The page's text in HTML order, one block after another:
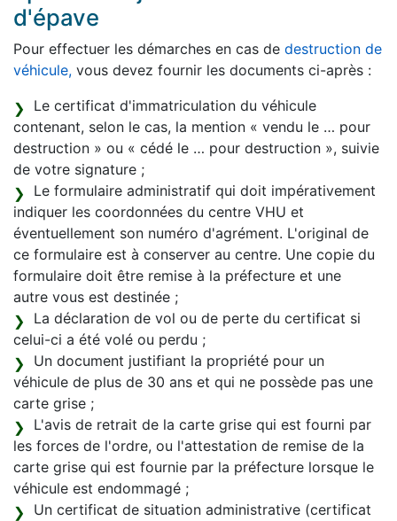
d'épave
Pour effectuer les démarches en cas de destruction de
véhicule, vous devez fournir les documents ci-après :
Le certificat d'immatriculation du véhicule
contenant, selon le cas, la mention « vendu le … pour
destruction » ou « cédé le … pour destruction », suivie
de votre signature ;
Le formulaire administratif qui doit impérativement
indiquer les coordonnées du centre VHU et
éventuellement son numéro d'agrément. L'original de
ce formulaire est à conserver au centre. Une copie du
formulaire doit être remise à la préfecture et une
autre vous est destinée ;
La déclaration de vol ou de perte du certificat si
celui-ci a été volé ou perdu ;
Un document justifiant la propriété pour un
véhicule de plus de 30 ans et qui ne possède pas une
carte grise ;
L'avis de retrait de la carte grise qui est fourni par
les forces de l'ordre, ou l'attestation de remise de la
carte grise qui est fournie par la préfecture lorsque le
véhicule est endommagé ;
Un certificat de situation administrative (certificat